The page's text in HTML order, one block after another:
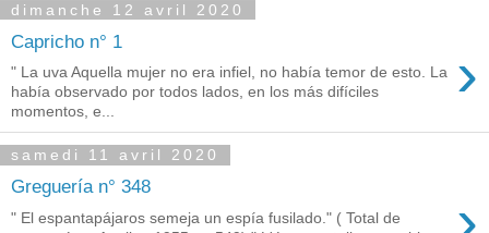
dimanche 12 avril 2020
Capricho n° 1 ›
" La uva Aquella mujer no era infiel, no había temor de esto. La
había observado por todos lados, en los más difíciles
momentos, e...
samedi 11 avril 2020
Greguería n° 348
" El espantapájaros semeja un espía fusilado." ( Total de